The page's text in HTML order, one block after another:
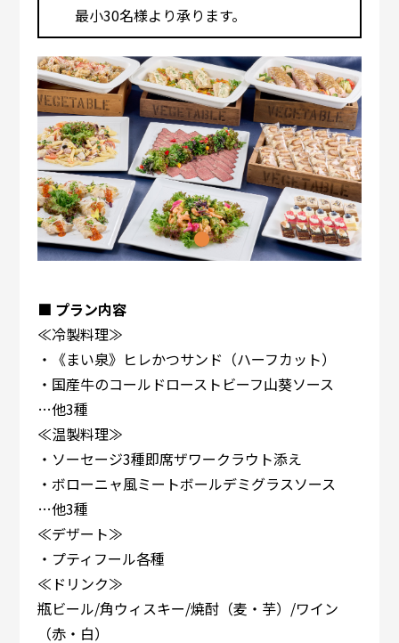
最⼩30名様より承ります。
■ プラン内容
≪冷製料理≫
・《まい泉》ヒレかつサンド（ハーフカット）
・国産牛のコールドローストビーフ山葵ソース
…他3種
≪温製料理≫
・ソーセージ3種即席ザワークラウト添え
・ボローニャ風ミートボールデミグラスソース
…他3種
≪デザート≫
・プティフール各種
≪ドリンク≫
瓶ビール/角ウィスキー/焼酎（麦・芋）/ワイン
（赤・白）